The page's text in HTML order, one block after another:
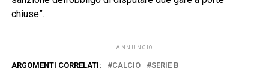
chiuse”.
ANNUNCIO
ARGOMENTI CORRELATI: CALCIO SERIE B